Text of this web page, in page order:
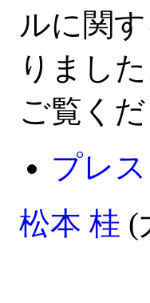
ルに関
りまし
ご覧くだ
プレ
松本 桂 (